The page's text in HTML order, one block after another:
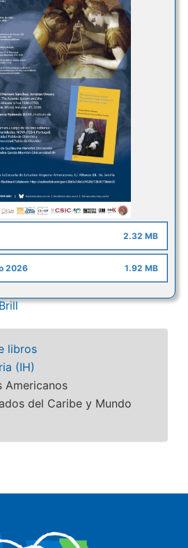
2.32 MB
2026 1.92 MB
libros
(IH)
Americanos
del Caribe y Mundo